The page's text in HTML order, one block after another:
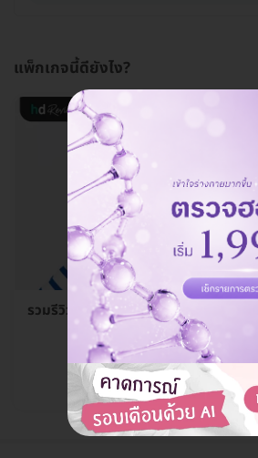
แพ็กเกจนี้ดียังไง?
รวมรีวิว ผ่าฟันคุด ที่ Dental One Clinic